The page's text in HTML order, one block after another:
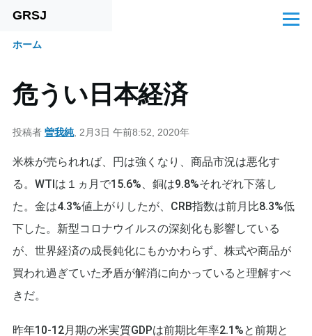
メインコンテンツに移動
GRSJ
メ
ン
く
ず
ホーム
危うい日本経済
投稿者 曽我純, 2月3日 午前8:52, 2020年
米株が売られれば、円は強くなり、商品市況は悪化す
る。WTIは１ヵ月で15.6%、銅は9.8%それぞれ下落し
た。金は4.3%値上がりしたが、CRB指数は前月比8.3%低
下した。新型コロナウイルスの深刻化も影響している
が、世界経済の成長鈍化にもかかわらず、株式や商品が
買われ過ぎていた矛盾が解消に向かっていると理解すべ
きだ。
昨年10-12月期の米実質GDPは前期比年率2.1%と前期と